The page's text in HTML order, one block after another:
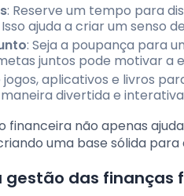
: Reserve um tempo para
ajuda a criar um senso
: Seja a poupança para
juntos pode motivar a
jogos, aplicativos e livros
divertida e
financeira não apenas
uma base sólida
das finanças